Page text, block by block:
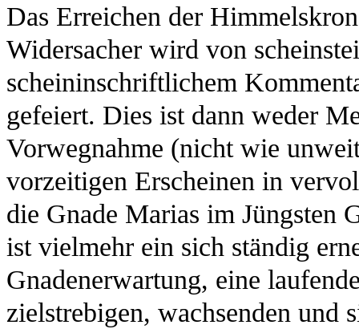
Das Erreichen der
Widersacher wird von
scheininschriftlichem
gefeiert. Dies ist dann weder
Vorwegnahme (nicht wie
vorzeitigen Erscheinen in
die Gnade Marias im Jüngsten
ist vielmehr ein sich ständig
Gnadenerwartung, eine
zielstrebigen, wachsenden und